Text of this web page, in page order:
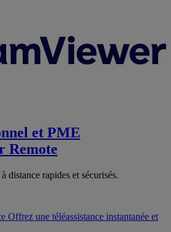
et PME
Remote
distance rapides et sécurisés.
Offrez une téléassistance instantanée et